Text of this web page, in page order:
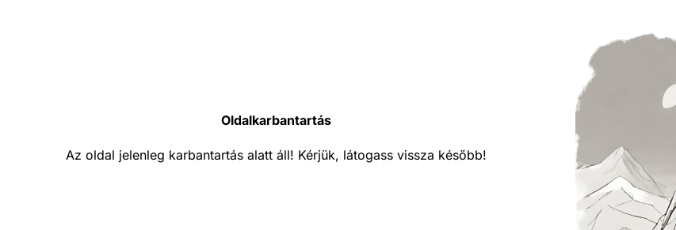
Oldalkarbantartás
Az oldal jelenleg karbantartás alatt áll! Kérjük, látogass vissza később!